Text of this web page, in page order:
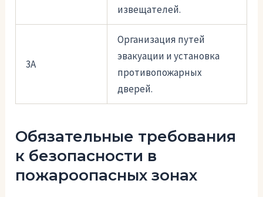
извещателей.
3А
Организация путей
эвакуации и установка
противопожарных
дверей.
Обязательные требования
к безопасности в
пожароопасных зонах